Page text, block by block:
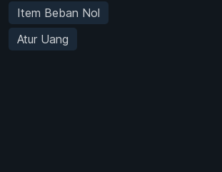
Item Beban Nol
Atur Uang